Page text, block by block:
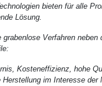
bieten für alle
Lösung.
grabenlose Verfahren neben
Kosteneffizienz, hohe
Herstellung im Interesse der